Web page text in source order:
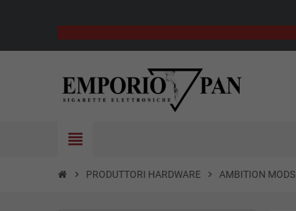
view_headline
chevron_right PRODUTTORI HARDWARE chevron_right AMBITION MODS